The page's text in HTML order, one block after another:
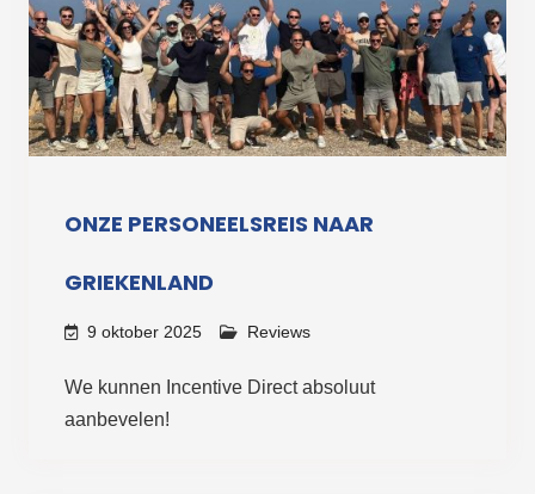
ONZE PERSONEELSREIS NAAR
GRIEKENLAND
9 oktober 2025 Reviews
We kunnen Incentive Direct absoluut
aanbevelen!